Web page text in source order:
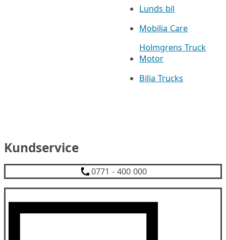
Lunds bil
Mobilia Care
Holmgrens Truck
Motor
Bilia Trucks
Kundservice
0771 - 400 000